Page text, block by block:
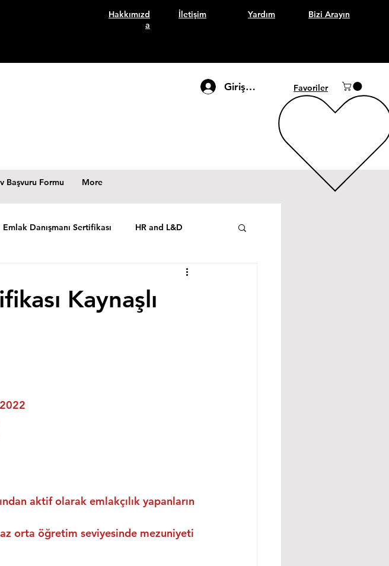
Hakkımızd
a
İletişim Yardım Bizi Arayın
Giriş Yap Favoriler
Başvuru Formu More
Emlak Danışmanı Sertifikası HR and L&D
Kaynaşlı
aktif olarak emlakçılık yapanların
orta öğretim seviyesinde mezuniyeti